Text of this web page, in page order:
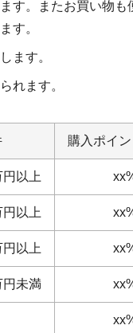
す。またお買い物も
す。
ます。
れます。
購入ポイ
以上
以上
以上
未満